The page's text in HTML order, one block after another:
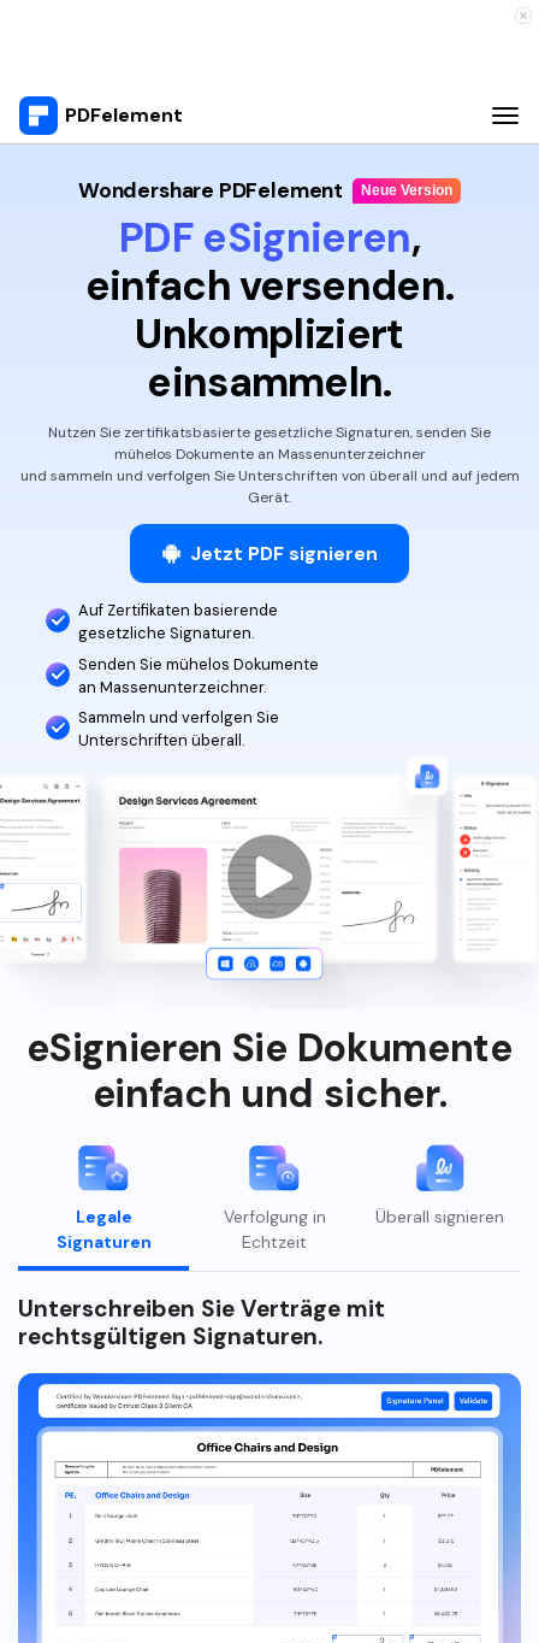
PDFelement
Produkte
PDFelement für Windows
PDFelement für Mac
Document Cloud
Kernfunktionen
PDF Lesen
PDF Kommentieren
PDF Erstellen
PDF Kombinieren
Persönliche Benutzer
PDF Konvertieren
PDF Bearbeiten
PDF Komprimieren
Professionelle Anwender
AI PDF-Tool
PDF Formular
PDF Schützen
PDF Stapelbearbeiten
PDF-Daten Extrahieren
PDFs eSignieren legal Neu
Kundensupport
Video Tutorials
Technische Daten
Benutzerhandbuch
Kontakt Support
Upgrade auf Version 12.0
Bildungsrabatt
Wondershare PDFelement Neue Version
PDF eSignieren,
einfach versenden.
Unkompliziert
einsammeln.
Nutzen Sie zertifikatsbasierte gesetzliche Signaturen, senden Sie
mühelos Dokumente an Massenunterzeichner
und sammeln und verfolgen Sie Unterschriften von überall und auf jedem
Gerät.
Jetzt PDF signieren
Auf Zertifikaten basierende
gesetzliche Signaturen.
Senden Sie mühelos Dokumente
an Massenunterzeichner.
Sammeln und verfolgen Sie
Unterschriften überall.
eSignieren Sie Dokumente
einfach und sicher.
Legale
Signaturen
Verfolgung in
Echtzeit
Überall signieren
Unterschreiben Sie Verträge mit
rechtsgültigen Signaturen.